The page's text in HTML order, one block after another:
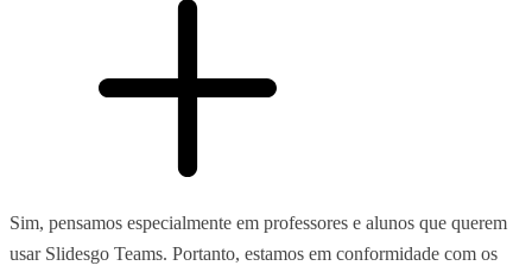
Sim, pensamos especialmente em professores e alunos que querem
usar Slidesgo Teams. Portanto, estamos em conformidade com os